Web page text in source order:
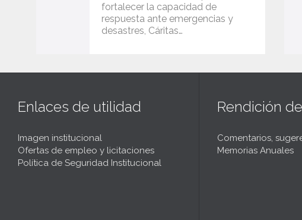
fortalecer la capacidad de
respuesta ante emergencias y
desastres, Cáritas…
Enlaces de utilidad
Imagen institucional
Ofertas de empleo y licitaciones
Política de Seguridad Institucional
Rendición
Comentarios,
Memorias Anuales